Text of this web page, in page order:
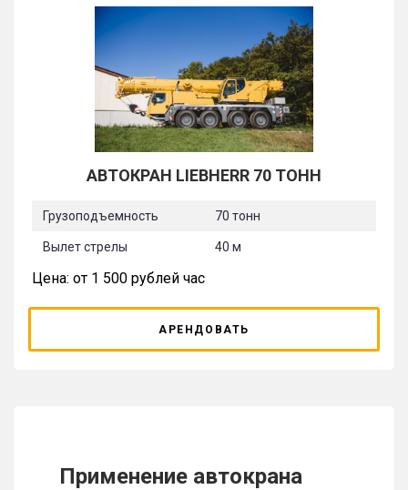
АВТОКРАН LIEBHERR 70 ТОНН
Грузоподъемность 70 тонн
Вылет стрелы 40 м
Цена: от 1 500 рублей час
АРЕНДОВАТЬ
Применение автокрана